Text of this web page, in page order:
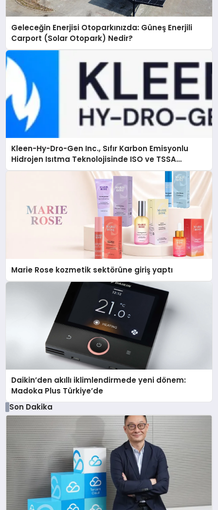
Geleceğin Enerjisi Otoparkınızda: Güneş Enerjili
Carport (Solar Otopark) Nedir?
Kleen-Hy-Dro-Gen Inc., Sıfır Karbon Emisyonlu
Hidrojen Isıtma Teknolojisinde ISO ve TSSA
Düzenleyici Onaylarını Aldı
Marie Rose kozmetik sektörüne giriş yaptı
Daikin’den akıllı iklimlendirmede yeni dönem:
Madoka Plus Türkiye’de
Son Dakika